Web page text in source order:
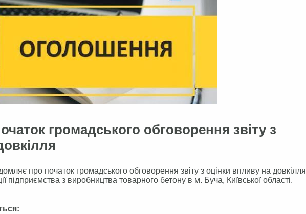
громадського обговорення звіту з
про початок громадського обговорення звіту з оцінки впливу на довкілля
підприємства з виробництва товарного бетону в м. Буча, Київської області.